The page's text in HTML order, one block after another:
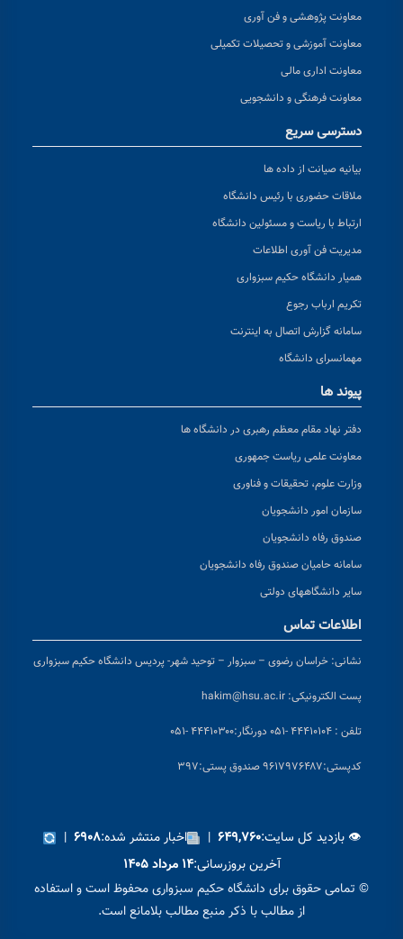
معاونت پژوهشی و فن آوری
معاونت آموزشی و تحصیلات تکمیلی
معاونت اداری مالی
معاونت فرهنگی و دانشجویی
دسترسی سریع
بیانیه صیانت از داده ها
ملاقات حضوری با رئیس دانشگاه
ارتباط با ریاست و مسئولین دانشگاه
مدیریت فن آوری اطلاعات
همیار دانشگاه حکیم سبزواری
تکریم ارباب رجوع
سامانه گزارش اتصال به اینترنت
مهمانسرای دانشگاه
پیوند ها
دفتر نهاد مقام معظم رهبری در دانشگاه ها
معاونت علمی ریاست جمهوری
وزارت علوم، تحقیقات و فناوری
سازمان امور دانشجویان
صندوق رفاه دانشجویان
سامانه حامیان صندوق رفاه دانشجویان
سایر دانشگاههای دولتی
اطلاعات تماس
نشانی: خراسان رضوی – سبزوار – توحید شهر- پردیس دانشگاه حکیم سبزواری
پست الکترونیکی: hakim@hsu.ac.ir
تلفن : ۴۴۴۱۰۱۰۴ -۰۵۱ دورنگار:۴۴۴۱۰۳۰۰ -۰۵۱
کدپستی:۹۶۱۷۹۷۶۴۸۷ صندوق پستی:۳۹۷
👁 بازدید کل سایت:۶۴۹,۷۶۰ | اخبار منتشر شده:۶۹۰۸ |
آخرین بروزرسانی:۱۴ مرداد ۱۴۰۵
© تمامی حقوق برای دانشگاه حکیم سبزواری محفوظ است و استفاده
از مطالب با ذکر منبع مطالب بلامانع است.